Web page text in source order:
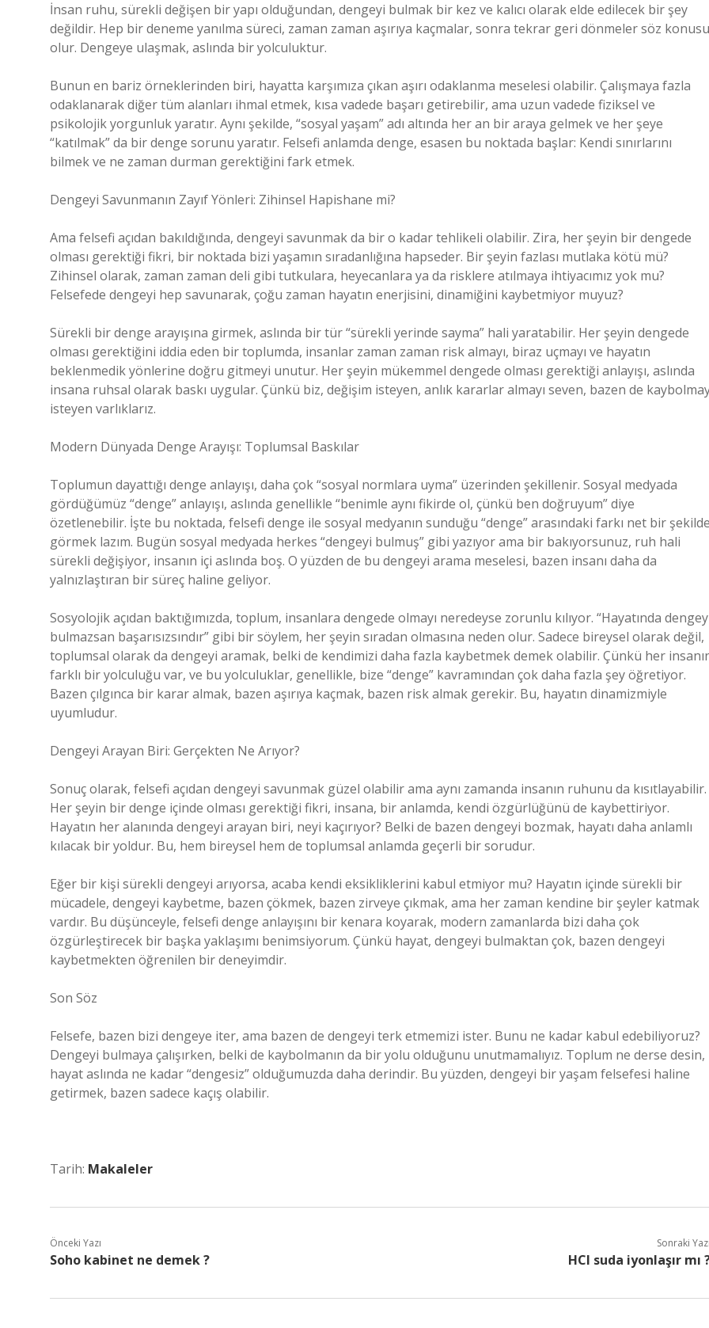
İnsan ruhu, sürekli değişen bir yapı olduğundan, dengeyi bulmak bir kez ve kalıcı olarak elde edilecek bir şey
değildir. Hep bir deneme yanılma süreci, zaman zaman aşırıya kaçmalar, sonra tekrar geri dönmeler söz konusu
olur. Dengeye ulaşmak, aslında bir yolculuktur.
Bunun en bariz örneklerinden biri, hayatta karşımıza çıkan aşırı odaklanma meselesi olabilir. Çalışmaya fazla
odaklanarak diğer tüm alanları ihmal etmek, kısa vadede başarı getirebilir, ama uzun vadede fiziksel ve
psikolojik yorgunluk yaratır. Aynı şekilde, “sosyal yaşam” adı altında her an bir araya gelmek ve her şeye
“katılmak” da bir denge sorunu yaratır. Felsefi anlamda denge, esasen bu noktada başlar: Kendi sınırlarını
bilmek ve ne zaman durman gerektiğini fark etmek.
Dengeyi Savunmanın Zayıf Yönleri: Zihinsel Hapishane mi?
Ama felsefi açıdan bakıldığında, dengeyi savunmak da bir o kadar tehlikeli olabilir. Zira, her şeyin bir dengede
olması gerektiği fikri, bir noktada bizi yaşamın sıradanlığına hapseder. Bir şeyin fazlası mutlaka kötü mü?
Zihinsel olarak, zaman zaman deli gibi tutkulara, heyecanlara ya da risklere atılmaya ihtiyacımız yok mu?
Felsefede dengeyi hep savunarak, çoğu zaman hayatın enerjisini, dinamiğini kaybetmiyor muyuz?
Sürekli bir denge arayışına girmek, aslında bir tür “sürekli yerinde sayma” hali yaratabilir. Her şeyin dengede
olması gerektiğini iddia eden bir toplumda, insanlar zaman zaman risk almayı, biraz uçmayı ve hayatın
beklenmedik yönlerine doğru gitmeyi unutur. Her şeyin mükemmel dengede olması gerektiği anlayışı, aslında
insana ruhsal olarak baskı uygular. Çünkü biz, değişim isteyen, anlık kararlar almayı seven, bazen de
isteyen varlıklarız.
Modern Dünyada Denge Arayışı: Toplumsal Baskılar
Toplumun dayattığı denge anlayışı, daha çok “sosyal normlara uyma” üzerinden şekillenir. Sosyal medyada
gördüğümüz “denge” anlayışı, aslında genellikle “benimle aynı fikirde ol, çünkü ben doğruyum” diye
özetlenebilir. İşte bu noktada, felsefi denge ile sosyal medyanın sunduğu “denge” arasındaki farkı net bir
görmek lazım. Bugün sosyal medyada herkes “dengeyi bulmuş” gibi yazıyor ama bir bakıyorsunuz, ruh hali
sürekli değişiyor, insanın içi aslında boş. O yüzden de bu dengeyi arama meselesi, bazen insanı daha da
yalnızlaştıran bir süreç haline geliyor.
Sosyolojik açıdan baktığımızda, toplum, insanlara dengede olmayı neredeyse zorunlu kılıyor. “Hayatında
bulmazsan başarısızsındır” gibi bir söylem, her şeyin sıradan olmasına neden olur. Sadece bireysel olarak değil,
toplumsal olarak da dengeyi aramak, belki de kendimizi daha fazla kaybetmek demek olabilir. Çünkü her
farklı bir yolculuğu var, ve bu yolculuklar, genellikle, bize “denge” kavramından çok daha fazla şey öğretiyor.
Bazen çılgınca bir karar almak, bazen aşırıya kaçmak, bazen risk almak gerekir. Bu, hayatın dinamizmiyle
uyumludur.
Dengeyi Arayan Biri: Gerçekten Ne Arıyor?
Sonuç olarak, felsefi açıdan dengeyi savunmak güzel olabilir ama aynı zamanda insanın ruhunu da kısıtlayabilir.
Her şeyin bir denge içinde olması gerektiği fikri, insana, bir anlamda, kendi özgürlüğünü de kaybettiriyor.
Hayatın her alanında dengeyi arayan biri, neyi kaçırıyor? Belki de bazen dengeyi bozmak, hayatı daha anlamlı
kılacak bir yoldur. Bu, hem bireysel hem de toplumsal anlamda geçerli bir sorudur.
Eğer bir kişi sürekli dengeyi arıyorsa, acaba kendi eksikliklerini kabul etmiyor mu? Hayatın içinde sürekli bir
mücadele, dengeyi kaybetme, bazen çökmek, bazen zirveye çıkmak, ama her zaman kendine bir şeyler katmak
vardır. Bu düşünceyle, felsefi denge anlayışını bir kenara koyarak, modern zamanlarda bizi daha çok
özgürleştirecek bir başka yaklaşımı benimsiyorum. Çünkü hayat, dengeyi bulmaktan çok, bazen dengeyi
kaybetmekten öğrenilen bir deneyimdir.
Son Söz
Felsefe, bazen bizi dengeye iter, ama bazen de dengeyi terk etmemizi ister. Bunu ne kadar kabul edebiliyoruz?
Dengeyi bulmaya çalışırken, belki de kaybolmanın da bir yolu olduğunu unutmamalıyız. Toplum ne derse desin,
hayat aslında ne kadar “dengesiz” olduğumuzda daha derindir. Bu yüzden, dengeyi bir yaşam felsefesi haline
getirmek, bazen sadece kaçış olabilir.
Tarih: Makaleler
Önceki Yazı
Soho kabinet ne demek ?
Sonraki
HCl suda iyonlaşır mı